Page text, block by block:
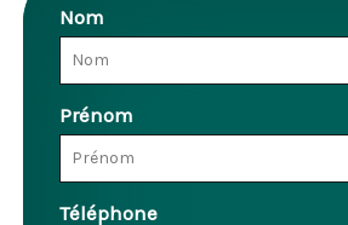
Nom
Prénom
Téléphone